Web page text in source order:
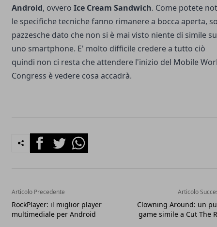
Android, ovvero Ice Cream Sandwich. Come potete
le specifiche tecniche fanno rimanere a bocca aperta,
pazzesche dato che non si è mai visto niente di simile su
uno smartphone. E' molto difficile credere a tutto ciò
quindi non ci resta che attendere l'inizio del Mobile
Congress è vedere cosa accadrà.
FacebookTwitterWhatsapp
Articolo Precedente
RockPlayer: il miglior player
multimediale per Android
Articolo
Clowning Around: un
game simile a Cut The